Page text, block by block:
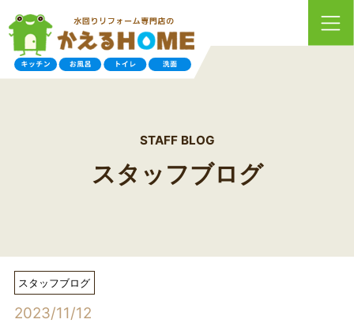
STAFF BLOG
スタッフブログ
スタッフブログ
2023/11/12